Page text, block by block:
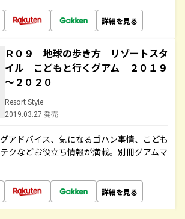
詳細を見る
Ｒ０９ 地球の歩き方 リゾートスタ
イル こどもと行くグアム ２０１９
～２０２０
Resort Style
2019.03.27 発売
アドバイス、気になるゴハン事情、こども
クなどお役立ち情報が満載。別冊グアムマ
詳細を見る